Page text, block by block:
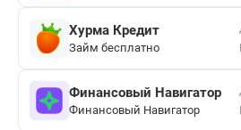
Хурма Кредит
Займ бесплатно
Финансовый Навигатор
Финансовый Навигатор